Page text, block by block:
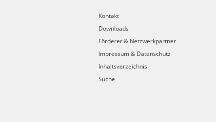
Kontakt
Downloads
Förderer & Netzwerkpartner
Impressum & Datenschutz
Inhaltsverzeichnis
Suche